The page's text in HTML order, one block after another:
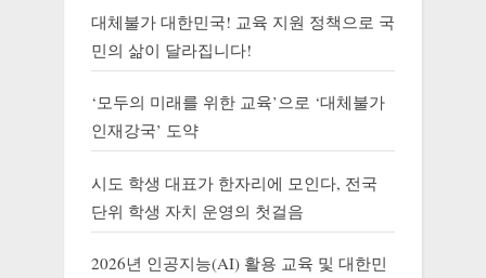
대체불가 대한민국! 교육 지원 정책으로 국
민의 삶이 달라집니다!
‘모두의 미래를 위한 교육’으로 ‘대체불가
인재강국’ 도약
시도 학생 대표가 한자리에 모인다, 전국
단위 학생 자치 운영의 첫걸음
2026년 인공지능(AI) 활용 교육 및 대한민